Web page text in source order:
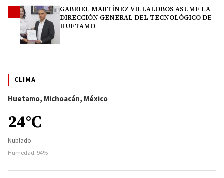
GABRIEL MARTÍNEZ VILLALOBOS ASUME LA
DIRECCIÓN GENERAL DEL TECNOLÓGICO DE
HUETAMO
CLIMA
Huetamo, Michoacán, México
24°C
Nublado
Humedad: 94%